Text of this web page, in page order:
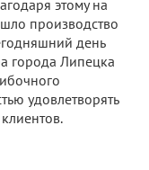
этому на
производство
день
города Липецка
удовлетворять